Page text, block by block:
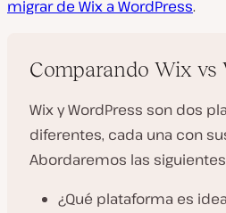
migrar de Wix a WordPress.
Comparando Wix vs
Wix y WordPress son dos
diferentes, cada una con
Abordaremos las
¿Qué plataforma es